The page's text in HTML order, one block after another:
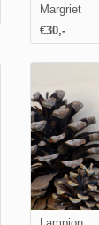
Margriet
€30,-